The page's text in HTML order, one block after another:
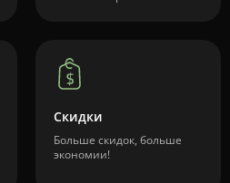
Скидки
Больше скидок, больше
экономии!